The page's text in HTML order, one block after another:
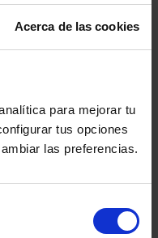
Acerca de las cookies
para mejorar tu
tus opciones
las preferencias.